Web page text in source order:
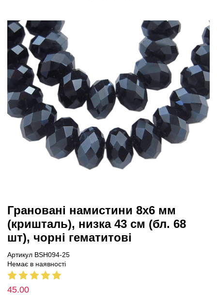
Грановані намистини 8х6 мм
(кришталь), низка 43 см (бл. 68
шт), чорні гематитові
Артикул BSH094-25
Немає в наявності
45.00